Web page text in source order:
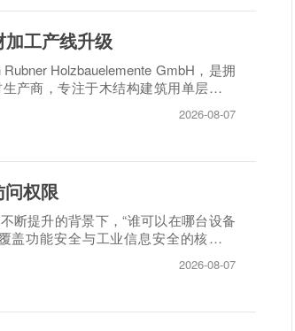
工产线升级
Holzbauelemente GmbH，是拥
产商，专注于木结构建筑用单层、多
2026-08-07
权限
断提升的背景下，“谁可以在哪台设备
盖功能安全与工业信息安全的核心问
2026-08-07